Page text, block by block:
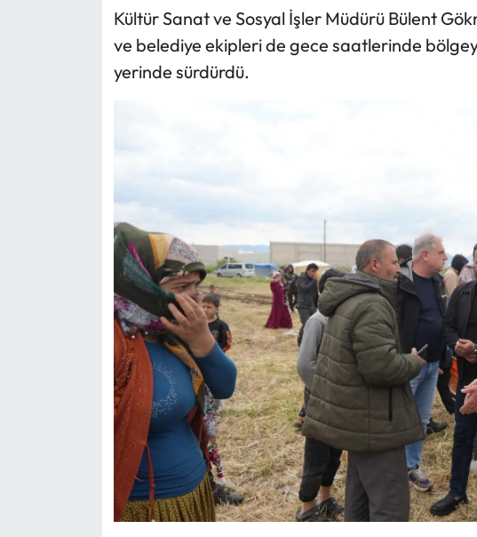
Kültür Sanat ve Sosyal İşler Müdürü Bülent
ve belediye ekipleri de gece saatlerinde
yerinde sürdürdü.